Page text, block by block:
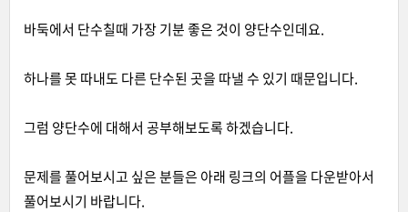
바둑에서 단수칠때 가장 기분 좋은 것이 양단수인데요.
하나를 못 따내도 다른 단수된 곳을 따낼 수 있기 때문입니다.
그럼 양단수에 대해서 공부해보도록 하겠습니다.
문제를 풀어보시고 싶은 분들은 아래 링크의 어플을 다운받아서
풀어보시기 바랍니다.